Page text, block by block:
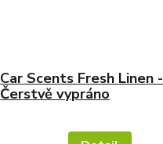
Car Scents Fresh Linen -
Čerstvě vypráno